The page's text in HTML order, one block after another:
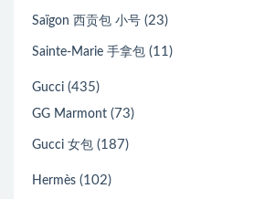
Saïgon 西贡包 小号 (23)
Sainte-Marie 手拿包 (11)
Gucci (435)
GG Marmont (73)
Gucci 女包 (187)
Hermès (102)